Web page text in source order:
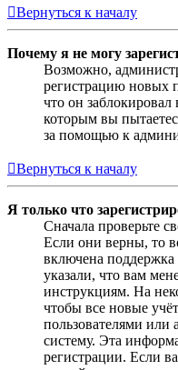
Вернуться к началу
Почему я не могу
Возможно,
регистрацию новых
что он
которым вы
за помощью к
Вернуться к началу
Я только что
Сначала проверьте
Если они верны, то
включена
указали, что вам
инструкциям. На
чтобы все новые
пользователями или
систему. Эта
регистрации. Если